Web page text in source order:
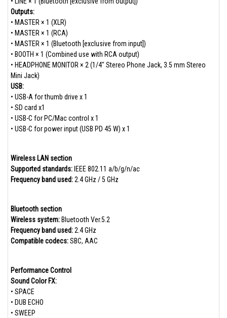
Outputs:
• MASTER × 1 (XLR)
• MASTER × 1 (RCA)
• MASTER × 1 (Bluetooth [exclusive from input])
• BOOTH × 1 (Combined use with RCA output)
• HEADPHONE MONITOR × 2 (1/4" Stereo Phone Jack, 3.5 mm Stereo
Mini Jack)
USB:
• USB-A for thumb drive x 1
• SD card x1
• USB-C for PC/Mac control x 1
• USB-C for power input (USB PD 45 W) x 1
Wireless LAN section
Supported standards: IEEE 802.11 a/b/g/n/ac
Frequency band used:2.4 GHz / 5 GHz
Bluetooth section
Wireless system: Bluetooth Ver.5.2
Frequency band used:2.4 GHz
Compatible codecs:SBC, AAC
Performance Control
Sound Color FX:
• SPACE
• DUB ECHO
• SWEEP